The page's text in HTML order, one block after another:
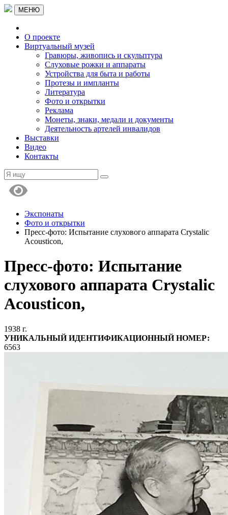
МЕНЮ
О проекте
Виртуальный музей
Гравюры, живопись и скульптура
Слуховые рожки и аппараты
Устройства для быта и работы
Протезы и импланты
Литература
Фото и открытки
Реклама
Монеты, знаки, медали и документы
Деятельность артелей инвалидов
Выставки
Видео
Контакты
Экспонаты
Фото и открытки
Пресс-фото: Испытание слухового аппарата Crystalic
Acousticon,
Пресс-фото: Испытание
слухового аппарата Crystalic
Acousticon,
1938 г.
УНИКАЛЬНЫЙ ИДЕНТИФИКАЦИОННЫЙ НОМЕР:
6563